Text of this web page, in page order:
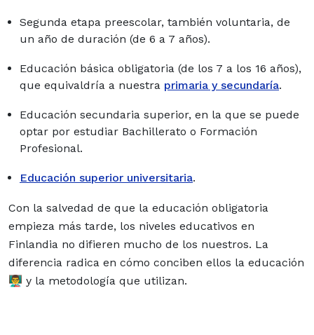
Segunda etapa preescolar, también voluntaria, de
un año de duración (de 6 a 7 años).
Educación básica obligatoria (de los 7 a los 16 años),
que equivaldría a nuestra primaria y secundaría.
Educación secundaria superior, en la que se puede
optar por estudiar Bachillerato o Formación
Profesional.
Educación superior universitaria.
Con la salvedad de que la educación obligatoria
empieza más tarde, los niveles educativos en
Finlandia no difieren mucho de los nuestros. La
diferencia radica en cómo conciben ellos la educación
👨‍🏫 y la metodología que utilizan.